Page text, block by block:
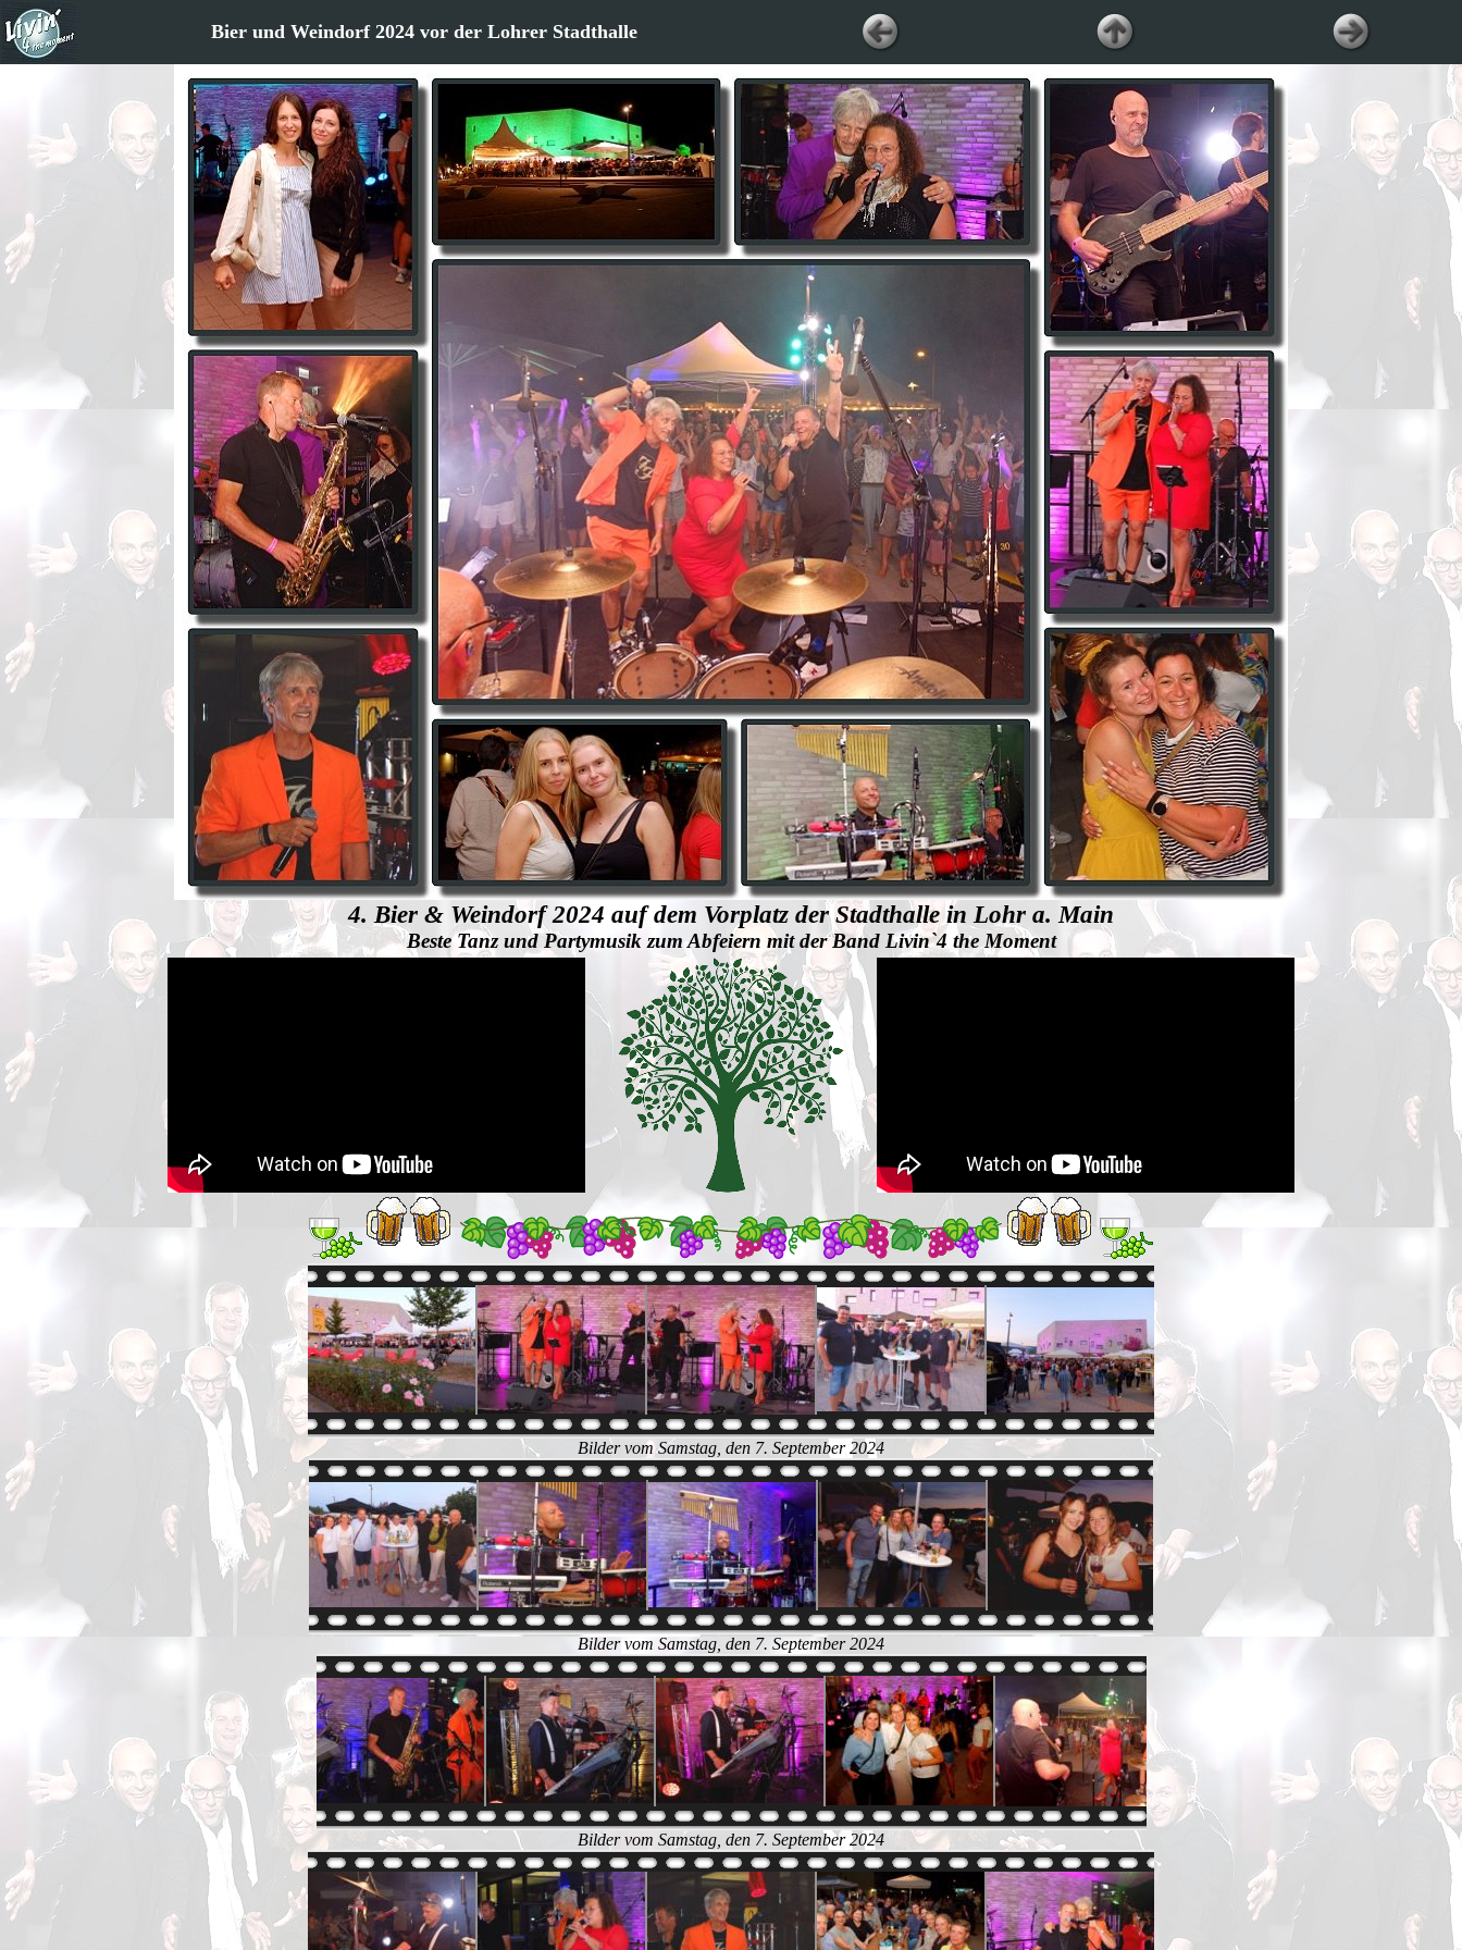
Bier und Weindorf 2024 vor der Lohrer Stadthalle
4. Bier & Weindorf 2024 auf dem Vorplatz der Stadthalle in Lohr a. Main
Beste Tanz und Partymusik zum Abfeiern mit der Band Livin`4 the Moment
Bilder vom Samstag, den 7. September 2024
Bilder vom Samstag, den 7. September 2024
Bilder vom Samstag, den 7. September 2024